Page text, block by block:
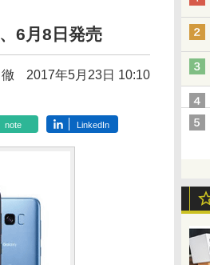
6月8日発売
2017年5月23日 10:10
note LinkedIn